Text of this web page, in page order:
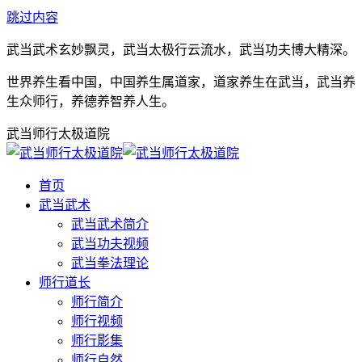
跳过内容
武当武术玄妙飘灵，武当太极行云流水，武当功夫博大精深。
世界养生看中国，中国养生属道家，道家养生在武当，武当养
生众师行，养德养智养人生。
武当师行太极道院
首页
武当武术
武当武术简介
武当功夫视频
武当拳法理论
师行道长
师行简介
师行视频
师行影集